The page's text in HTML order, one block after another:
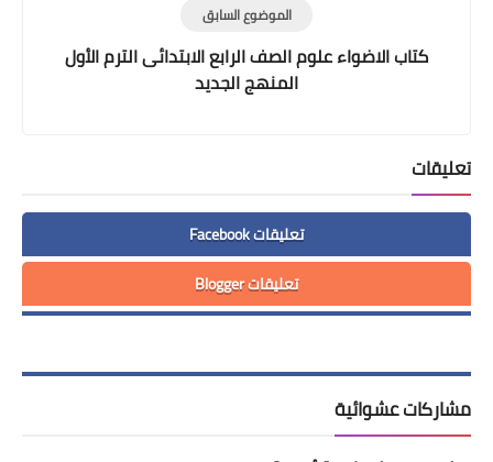
الموضوع السابق
كتاب الاضواء علوم الصف الرابع الابتدائى الترم الأول
المنهج الجديد
تعليقات
تعليقات Facebook
تعليقات Blogger
مشاركات عشوائية